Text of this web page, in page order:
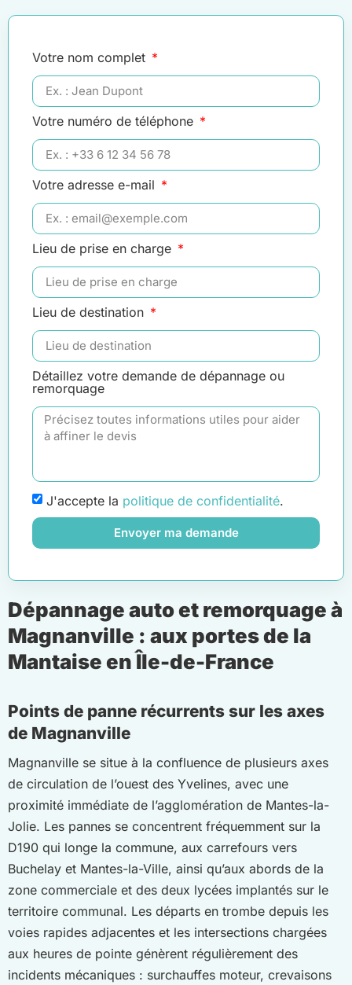
Votre nom complet
Votre numéro de téléphone
Votre adresse e-mail
Lieu de prise en charge
Lieu de destination
Détaillez votre demande de dépannage ou
remorquage
J'accepte la politique de confidentialité.
Envoyer ma demande
Dépannage auto et remorquage à
Magnanville : aux portes de la
Mantaise en Île-de-France
Points de panne récurrents sur les axes
de Magnanville
Magnanville se situe à la confluence de plusieurs axes
de circulation de l’ouest des Yvelines, avec une
proximité immédiate de l’agglomération de Mantes-la-
Jolie. Les pannes se concentrent fréquemment sur la
D190 qui longe la commune, aux carrefours vers
Buchelay et Mantes-la-Ville, ainsi qu’aux abords de la
zone commerciale et des deux lycées implantés sur le
territoire communal. Les départs en trombe depuis les
voies rapides adjacentes et les intersections chargées
aux heures de pointe génèrent régulièrement des
incidents mécaniques : surchauffes moteur, crevaisons